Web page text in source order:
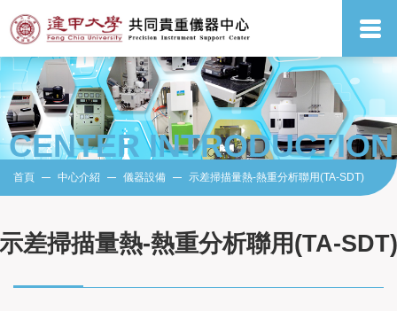
CENTER INTRODUCTION
首頁 中心介紹 儀器設備 示差掃描量熱-熱重分析聯用(TA-SDT)
示差掃描量熱-熱重分析聯用(TA-SDT)